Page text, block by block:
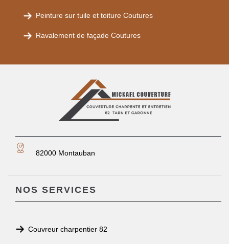
Peinture sur tuile et toiture Coutures
Ravalement de façade Coutures
82000 Montauban
NOS SERVICES
Couvreur charpentier 82